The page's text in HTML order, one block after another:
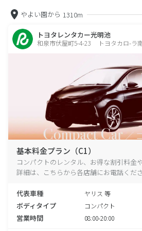
やよい園から 1310m
トヨタレンタカー光明池
和泉市伏屋町5-4-23 トヨタカロ-ラ
基本料金プラン（C1）
コンパクトのレンタル、お得な割引料金
詳細は、こちらから各店舗にお電話くださ
代表車種 ヤリス 等
ボディタイプ コンパクト
営業時間 08:00-20:00